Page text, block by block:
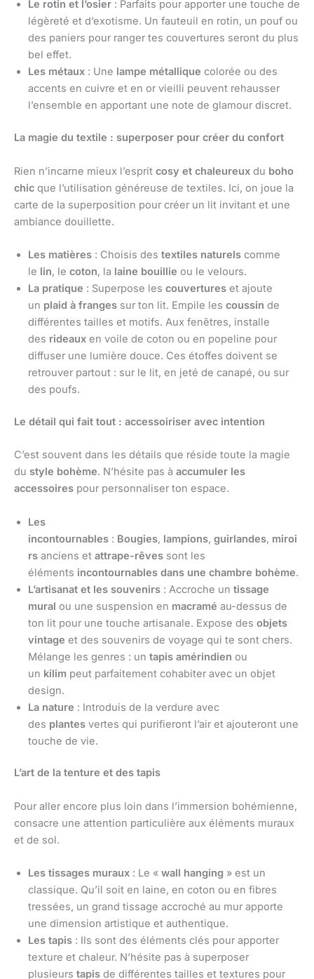
Le rotin et l’osier : Parfaits pour apporter une touche de
légèreté et d’exotisme. Un fauteuil en rotin, un pouf ou
des paniers pour ranger tes couvertures seront du plus
bel effet.
Les métaux : Une lampe métallique colorée ou des
accents en cuivre et en or vieilli peuvent rehausser
l’ensemble en apportant une note de glamour discret.
La magie du textile : superposer pour créer du confort
Rien n’incarne mieux l’esprit cosy et chaleureux du boho
chic que l’utilisation généreuse de textiles. Ici, on joue la
carte de la superposition pour créer un lit invitant et une
ambiance douillette.
Les matières : Choisis des textiles naturels comme
le lin, le coton, la laine bouillie ou le velours.
La pratique : Superpose les couvertures et ajoute
un plaid à franges sur ton lit. Empile les coussin de
différentes tailles et motifs. Aux fenêtres, installe
des rideaux en voile de coton ou en popeline pour
diffuser une lumière douce. Ces étoffes doivent se
retrouver partout : sur le lit, en jeté de canapé, ou sur
des poufs.
Le détail qui fait tout : accessoiriser avec intention
C’est souvent dans les détails que réside toute la magie
du style bohème. N’hésite pas à accumuler les
accessoires pour personnaliser ton espace.
Les
incontournables : Bougies, lampions, guirlandes, miroi
rs anciens et attrape-rêves sont les
éléments incontournables dans une chambre bohème.
L’artisanat et les souvenirs : Accroche un tissage
mural ou une suspension en macramé au-dessus de
ton lit pour une touche artisanale. Expose des objets
vintage et des souvenirs de voyage qui te sont chers.
Mélange les genres : un tapis amérindien ou
un kilim peut parfaitement cohabiter avec un objet
design.
La nature : Introduis de la verdure avec
des plantes vertes qui purifieront l’air et ajouteront une
touche de vie.
L’art de la tenture et des tapis
Pour aller encore plus loin dans l’immersion bohémienne,
consacre une attention particulière aux éléments muraux
et de sol.
Les tissages muraux : Le « wall hanging » est un
classique. Qu’il soit en laine, en coton ou en fibres
tressées, un grand tissage accroché au mur apporte
une dimension artistique et authentique.
Les tapis : Ils sont des éléments clés pour apporter
texture et chaleur. N’hésite pas à superposer
plusieurs tapis de différentes tailles et textures pour